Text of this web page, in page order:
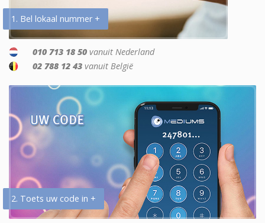
1. Bel lokaal nummer +
010 713 18 50 vanuit Nederland
02 788 12 43 vanuit België
2. Toets uw code in +